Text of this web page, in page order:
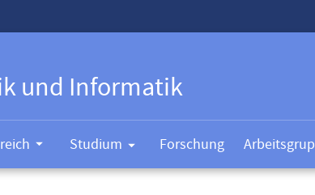
und Informatik
Studium Forschung